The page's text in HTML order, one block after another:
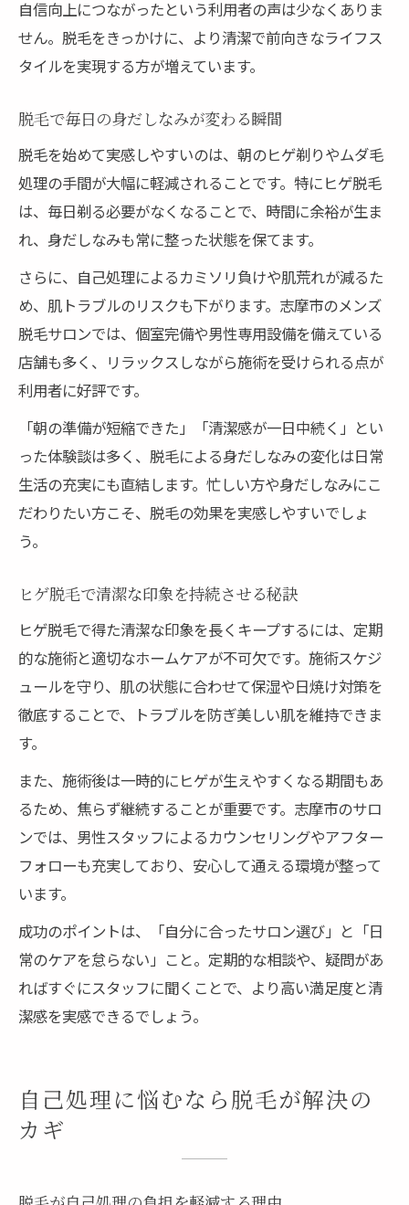
自信向上につながったという利用者の声は少なくありま
せん。脱毛をきっかけに、より清潔で前向きなライフス
タイルを実現する方が増えています。
脱毛で毎日の身だしなみが変わる瞬間
脱毛を始めて実感しやすいのは、朝のヒゲ剃りやムダ毛
処理の手間が大幅に軽減されることです。特にヒゲ脱毛
は、毎日剃る必要がなくなることで、時間に余裕が生ま
れ、身だしなみも常に整った状態を保てます。
さらに、自己処理によるカミソリ負けや肌荒れが減るた
め、肌トラブルのリスクも下がります。志摩市のメンズ
脱毛サロンでは、個室完備や男性専用設備を備えている
店舗も多く、リラックスしながら施術を受けられる点が
利用者に好評です。
「朝の準備が短縮できた」「清潔感が一日中続く」とい
った体験談は多く、脱毛による身だしなみの変化は日常
生活の充実にも直結します。忙しい方や身だしなみにこ
だわりたい方こそ、脱毛の効果を実感しやすいでしょ
う。
ヒゲ脱毛で清潔な印象を持続させる秘訣
ヒゲ脱毛で得た清潔な印象を長くキープするには、定期
的な施術と適切なホームケアが不可欠です。施術スケジ
ュールを守り、肌の状態に合わせて保湿や日焼け対策を
徹底することで、トラブルを防ぎ美しい肌を維持できま
す。
また、施術後は一時的にヒゲが生えやすくなる期間もあ
るため、焦らず継続することが重要です。志摩市のサロ
ンでは、男性スタッフによるカウンセリングやアフター
フォローも充実しており、安心して通える環境が整って
います。
成功のポイントは、「自分に合ったサロン選び」と「日
常のケアを怠らない」こと。定期的な相談や、疑問があ
ればすぐにスタッフに聞くことで、より高い満足度と清
潔感を実感できるでしょう。
自己処理に悩むなら脱毛が解決の
カギ